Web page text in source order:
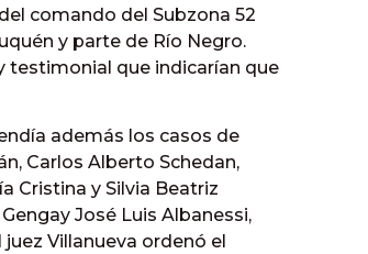
comando del Subzona 52
y parte de Río Negro.
testimonial que indicarían que
además los casos de
Carlos Alberto Schedan,
Cristina y Silvia Beatriz
José Luis Albanessi,
Villanueva ordenó el